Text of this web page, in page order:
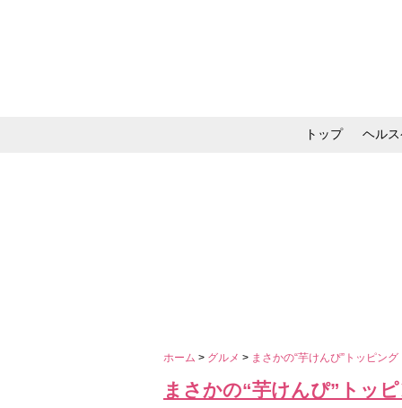
トップ ヘル
ホーム > グルメ > まさかの“芋けんぴ”トッピン
まさかの“芋けんぴ”トッ